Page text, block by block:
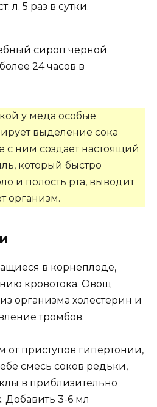
л. 5 раз в сутки.
сироп черной
24 часов в
у мёда особые
выделение сока
с ним создает настоящий
который быстро
и полость рта, выводит
организм.
в корнеплоде,
кровотока. Овощ
организма холестерин и
тромбов.
приступов гипертонии,
смесь соков редьки,
в приблизительно
Добавить 3-6 мл